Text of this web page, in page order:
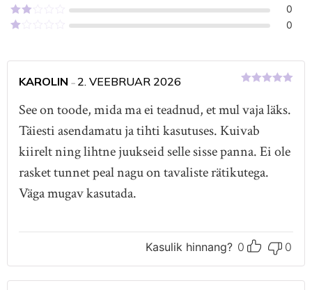
/ 5
Hinnanguga
3
Hinnanguga
0
/
0
KAROLIN –2. VEEBRUAR 2026
See on toode, mida ma ei teadnud, et mul vaja läks.
Täiesti asendamatu ja tihti kasutuses. Kuivab
kiirelt ning lihtne juukseid selle sisse panna. Ei ole
rasket tunnet peal nagu on tavaliste rätikutega.
Väga mugav kasutada.
Kasulik hinnang? 0 0